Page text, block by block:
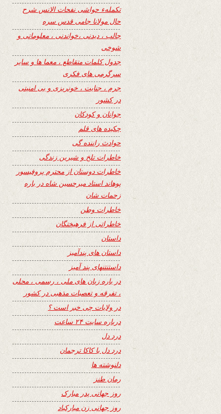
تکملهء حواشی نفحات الانس شرح
حال مولانا جامی قدس سره
جالب ، دیدنی ،خواندنی ، معلوماتی و
شوخی
جدول کلمات متقاطع ، معما ها و سایر
سرگرمی های فکری
جرم ، جنایت ، خونریزی و بی امنیتی
در کشور
جوانان و کودکان
چکیده های قلم
حوادث راننده گی
خاطرات تلخ و شیرین زندگی
خاطرات دوستان از محترم پروفیسور
پوهاند استاد میرحسین شاه در باره
زحمات شان
خاطرات وطن
خاطراتی از فرهیختگان
داستان
داستان های پندآمیز
داستنتنهای پند آمیز
در باره زبان های ملی ، رسمی ، محلی
، تفرقه و تعصبات مذهبی در کشور
در ولایات چی خبر است ؟
درباره سایت ۲۴ ساعت
درد دل
درد دل با کاکا ترجمان
دلنوشته ها
رمان طنز
روز جهانی پدر مبارک
روز جهانی زن مبارکباد